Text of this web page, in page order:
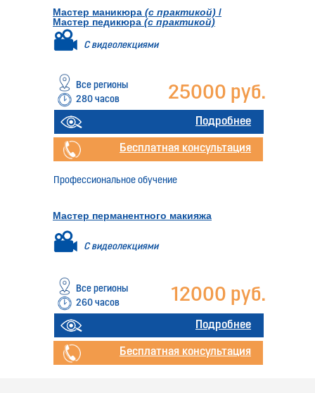
Мастер маникюра (с практикой) /
Мастер педикюра (с практикой)
280 часов 25000 руб.
Все регионы
Подробнее
Бесплатная консультация
С видеолекциями
Мастер перманентного макияжа
260 часов
Все регионы
Профессиональное обучение
Подробнее
Бесплатная консультация
С видеолекциями
12000 руб.